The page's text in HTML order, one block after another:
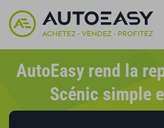
AutoEasy rend la
Scénic simple